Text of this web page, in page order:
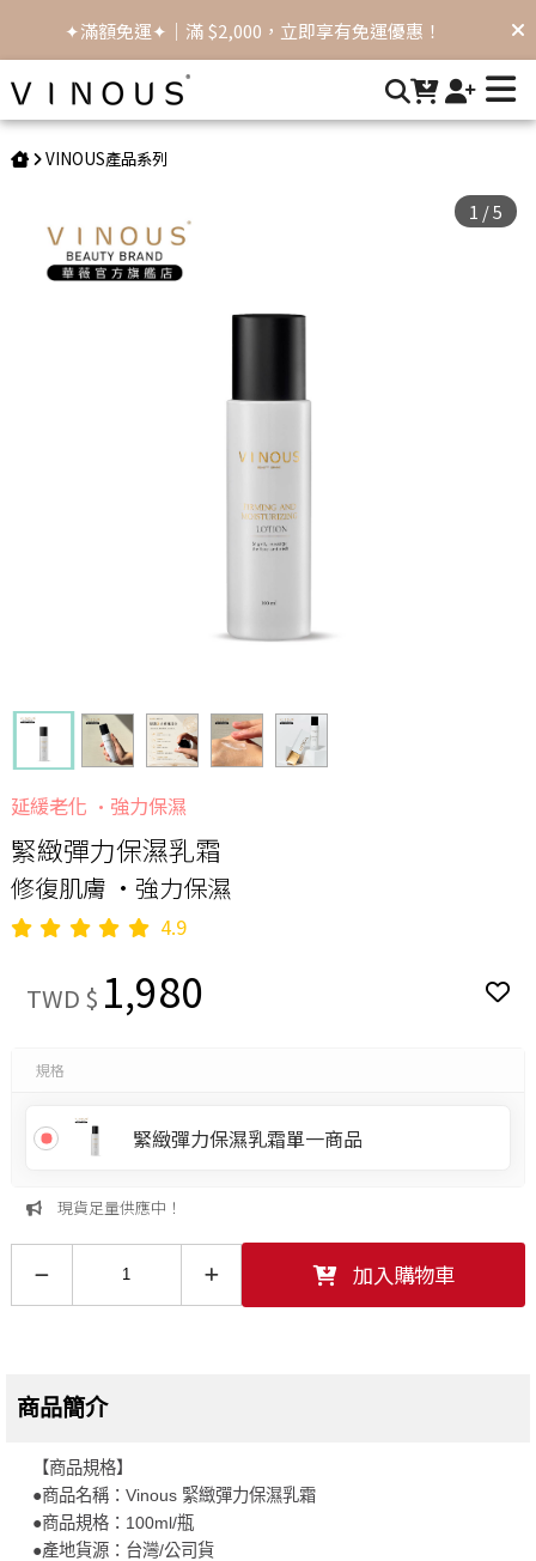
VINOUS術後保養品首選
✦滿額免運✦｜滿 $2,000，立即享有免運優惠！
VINOUS產品系列
1 /5
延緩老化 •強力保濕
緊緻彈力保濕乳霜
修復肌膚 •強力保濕
4.9
TWD $ 1,980
規格
緊緻彈力保濕乳霜單一商品
現貨足量供應中！
加入購物車
商品簡介
【商品規格】
●商品名稱：Vinous 緊緻彈力保濕乳霜
●商品規格：100ml/瓶
●產地貨源：台灣/公司貨